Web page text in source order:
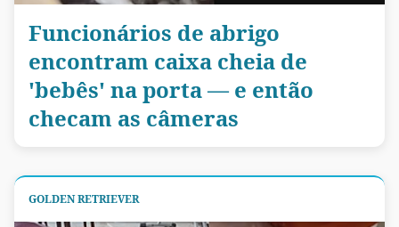
Funcionários de abrigo
encontram caixa cheia de
'bebês' na porta — e então
checam as câmeras
GOLDEN RETRIEVER